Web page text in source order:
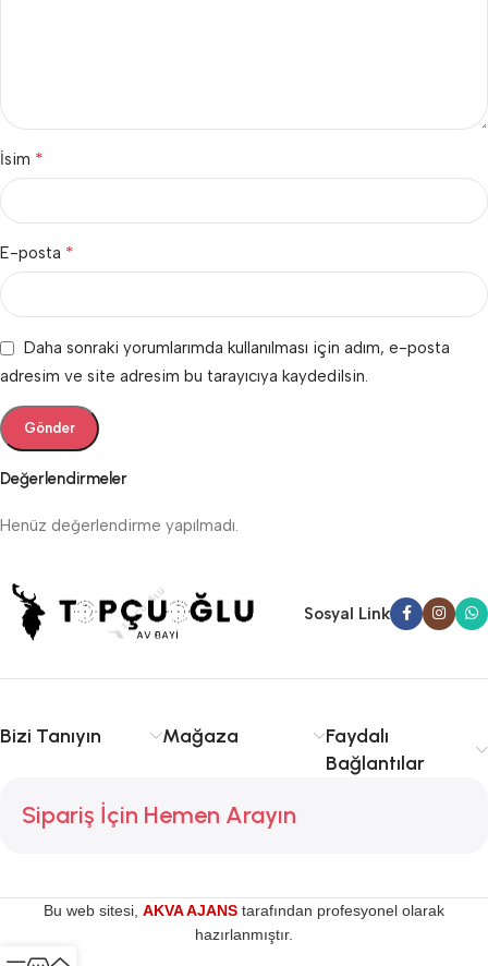
Değerlendirmeler
Henüz değerlendirme yapılmadı.
İsim *
E-posta *
Daha sonraki yorumlarımda kullanılması için adım, e-posta
adresim ve site adresim bu tarayıcıya kaydedilsin.
Sosyal Link
Bizi Tanıyın Mağaza
Faydalı
Bağlantılar
Sipariş İçin Hemen Arayın
Bu web sitesi, AKVA AJANS tarafından profesyonel olarak
hazırlanmıştır.